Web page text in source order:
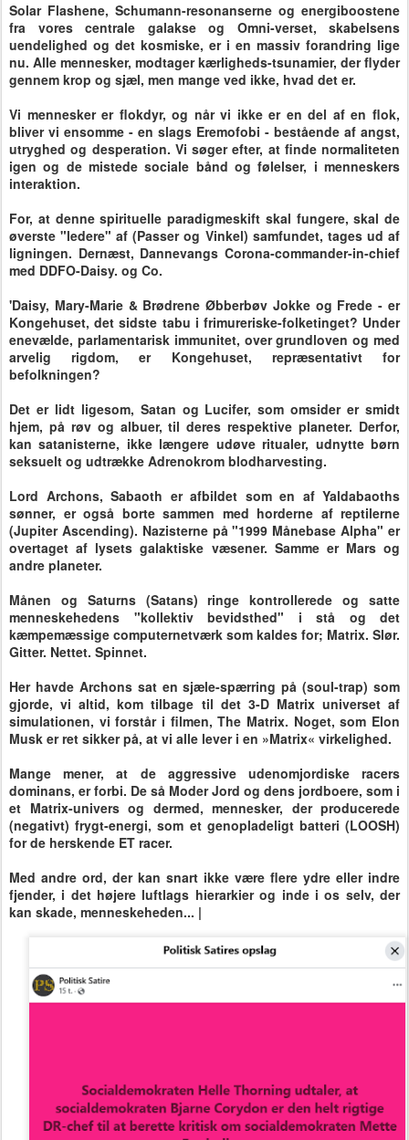
Solar Flashene, Schumann-resonanserne og energiboostene
fra vores centrale galakse og Omni-verset, skabelsens
uendelighed og det kosmiske, er i en massiv forandring lige
nu. Alle mennesker, modtager kærligheds-tsunamier, der flyder
gennem krop og sjæl, men mange ved ikke, hvad det er.
Vi mennesker er flokdyr, og når vi ikke er en del af en flok,
bliver vi ensomme - en slags Eremofobi - bestående af angst,
utryghed og desperation. Vi søger efter, at finde normaliteten
igen og de mistede sociale bånd og følelser, i menneskers
interaktion.
For, at denne spirituelle paradigmeskift skal fungere, skal de
øverste "ledere" af (Passer og Vinkel) samfundet, tages ud af
ligningen. Dernæst, Dannevangs Corona-commander-in-chief
med DDFO-Daisy. og Co.
'Daisy, Mary-Marie & Brødrene Øbberbøv Jokke og Frede - er
Kongehuset, det sidste tabu i frimureriske-folketinget? Under
enevælde, parlamentarisk immunitet, over grundloven og med
arvelig rigdom, er Kongehuset, repræsentativt for
befolkningen?
Det er lidt ligesom, Satan og Lucifer, som omsider er smidt
hjem, på røv og albuer, til deres respektive planeter. Derfor,
kan satanisterne, ikke længere udøve ritualer, udnytte børn
seksuelt og udtrække Adrenokrom blodharvesting.
Lord Archons, Sabaoth er afbildet som en af Yaldabaoths
sønner, er også borte sammen med horderne af reptilerne
(Jupiter Ascending). Nazisterne på "1999 Månebase Alpha" er
overtaget af lysets galaktiske væsener. Samme er Mars og
andre planeter.
Månen og Saturns (Satans) ringe kontrollerede og satte
menneskehedens "kollektiv bevidsthed" i stå og det
kæmpemæssige computernetværk som kaldes for; Matrix. Slør.
Gitter. Nettet. Spinnet.
Her havde Archons sat en sjæle-spærring på (soul-trap) som
gjorde, vi altid, kom tilbage til det 3-D Matrix universet af
simulationen, vi forstår i filmen, The Matrix. Noget, som Elon
Musk er ret sikker på, at vi alle lever i en »Matrix« virkelighed.
Mange mener, at de aggressive udenomjordiske racers
dominans, er forbi. De så Moder Jord og dens jordboere, som i
et Matrix-univers og dermed, mennesker, der producerede
(negativt) frygt-energi, som et genopladeligt batteri (LOOSH)
for de herskende ET racer.
Med andre ord, der kan snart ikke være flere ydre eller indre
fjender, i det højere luftlags hierarkier og inde i os selv, der
kan skade, menneskeheden... |